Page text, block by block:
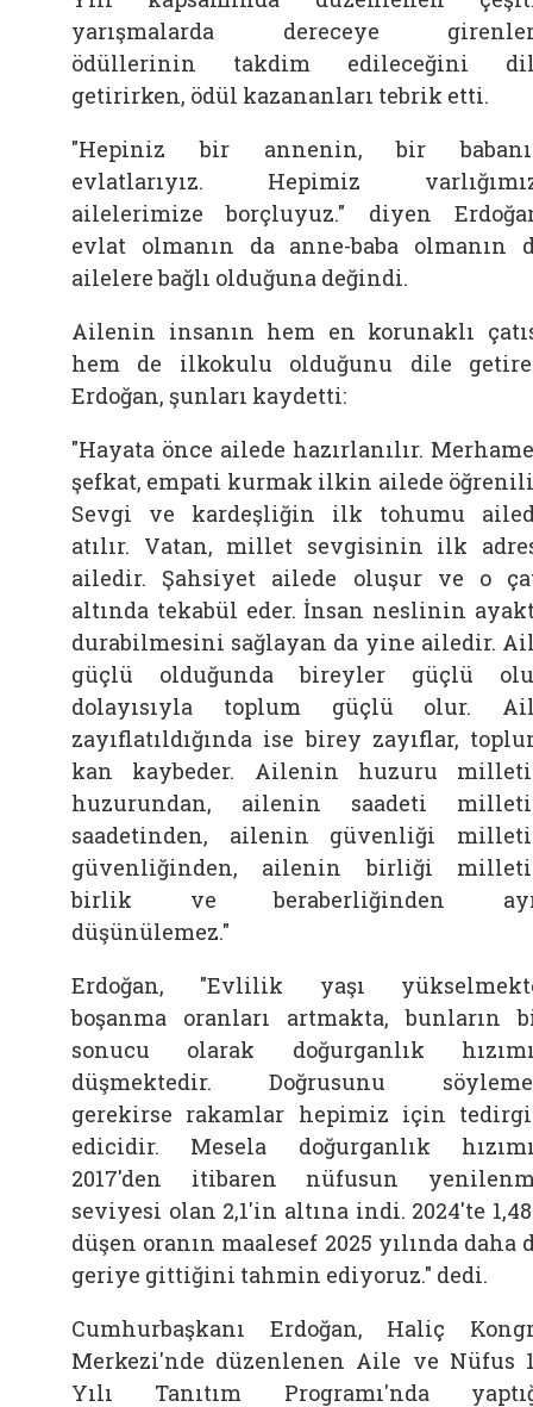
yarışmalarda dereceye
ödüllerinin takdim edileceğini
getirirken, ödül kazananları tebrik etti.
"Hepiniz bir annenin, bir
evlatlarıyız. Hepimiz
ailelerimize borçluyuz." diyen
evlat olmanın da anne-baba olmanın
ailelere bağlı olduğuna değindi.
Ailenin insanın hem en korunaklı
hem de ilkokulu olduğunu dile
Erdoğan, şunları kaydetti:
"Hayata önce ailede hazırlanılır.
şefkat, empati kurmak ilkin ailede
Sevgi ve kardeşliğin ilk tohumu
atılır. Vatan, millet sevgisinin ilk
ailedir. Şahsiyet ailede oluşur ve o
altında tekabül eder. İnsan neslinin
durabilmesini sağlayan da yine ailedir.
güçlü olduğunda bireyler güçlü
dolayısıyla toplum güçlü olur.
zayıflatıldığında ise birey zayıflar,
kan kaybeder. Ailenin huzuru
huzurundan, ailenin saadeti
saadetinden, ailenin güvenliği
güvenliğinden, ailenin birliği
birlik ve beraberliğinden
düşünülemez."
Erdoğan, "Evlilik yaşı
boşanma oranları artmakta, bunların
sonucu olarak doğurganlık
düşmektedir. Doğrusunu
gerekirse rakamlar hepimiz için
edicidir. Mesela doğurganlık
2017'den itibaren nüfusun
seviyesi olan 2,1'in altına indi. 2024'te
düşen oranın maalesef 2025 yılında daha
geriye gittiğini tahmin ediyoruz." dedi.
Cumhurbaşkanı Erdoğan, Haliç
Merkezi'nde düzenlenen Aile ve Nüfus
Yılı Tanıtım Programı'nda